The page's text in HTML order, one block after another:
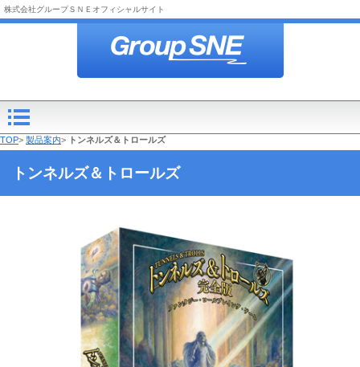
株式会社グループＳＮＥオフィシャルサイト
TOP> 製品案内> トンネルズ＆トロールズ
トンネルズ＆トロールズ